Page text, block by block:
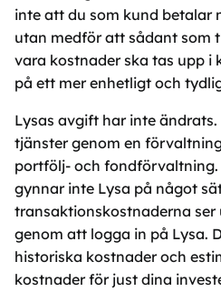
inte att du som kund betalar
utan medför att sådant som
vara kostnader ska tas upp i
på ett mer enhetligt och
Lysas avgift har inte
tjänster genom en
portfölj- och
gynnar inte Lysa på något
transaktionskostnaderna
genom att logga in på Lysa.
historiska kostnader och
kostnader för just dina